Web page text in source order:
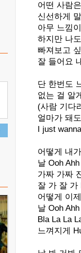
어떤 사람
신선하게
아무 느낌
하지만 나
빠져보고
잘 들어요
단 한번도
없는 걸 알
(사람 기다
얼마가 돼
I just
어떻게 내
날 Ooh
가짜 가짜
잘 가 잘 가
어떻게 이
날 Ooh
Bla La La
느껴지게